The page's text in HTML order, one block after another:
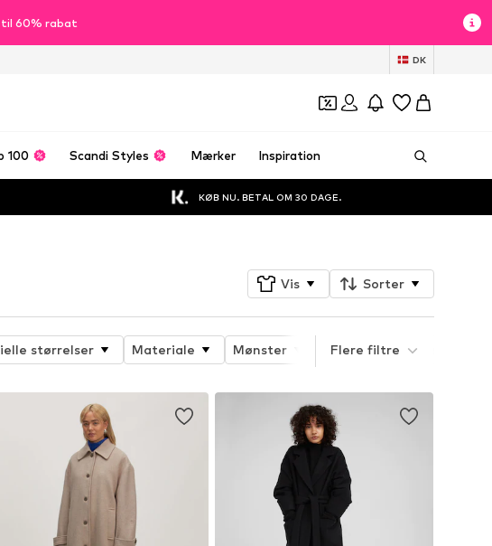
til 60% rabat
DK
100 Scandi Styles Mærker Inspiration
KØB NU. BETAL OM 30 DAGE.
Vis Sorter
størrelser Materiale Mønster Produktets egenskaber
Flere filtre